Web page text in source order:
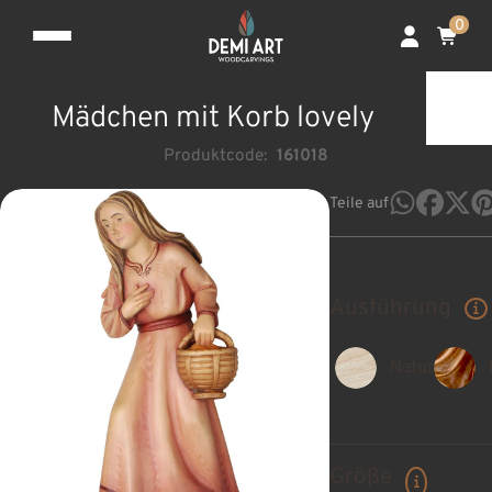
0
Mädchen mit Korb lovely
Produktcode: 161018
Teile auf